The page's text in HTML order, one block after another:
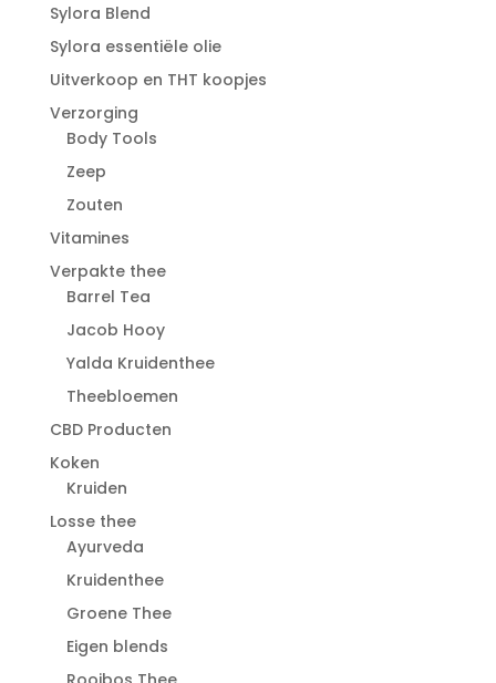
Sylora Blend
Sylora essentiële olie
Uitverkoop en THT koopjes
Verzorging
Body Tools
Zeep
Zouten
Vitamines
Verpakte thee
Barrel Tea
Jacob Hooy
Yalda Kruidenthee
Theebloemen
CBD Producten
Koken
Kruiden
Losse thee
Ayurveda
Kruidenthee
Groene Thee
Eigen blends